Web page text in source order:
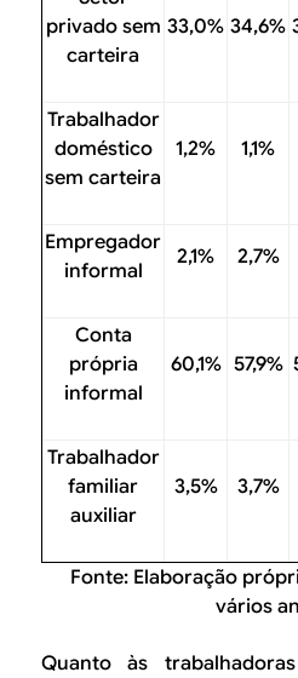
privado sem
carteira
33,0% 34,6%
Trabalhador
doméstico
sem carteira
1,2% 1,1%
Empregador
informal
2,1% 2,7%
Conta
própria
informal
60,1% 57,9%
Trabalhador
familiar
auxiliar
3,5% 3,7%
Fonte: Elaboração
vários
Quanto às